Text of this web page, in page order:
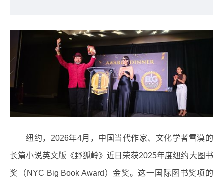
纽约，2026年4月，中国当代作家、文化学者雪漠的
长篇小说英文版《野狐岭》近日荣获2025年度纽约大图书
奖（NYC Big Book Award）金奖。这一国际图书奖项的